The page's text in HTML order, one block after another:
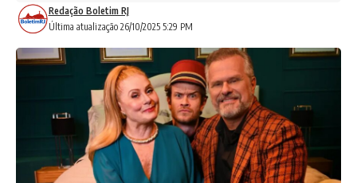
Última atualização 26/10/2025 5:29 PM
Redação Boletim RJ